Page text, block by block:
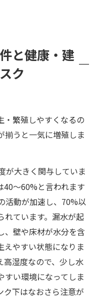
と健康・建
ク
・繁殖しやすくなるの
揃うと一気に増殖しま
が大きく関与していま
40〜60%と言われます
活動が加速し、70%以
れています。漏水が起
、壁や床材が水分を含
えやすい状態になりま
高湿度なので、少し水
すい環境になってしま
ク下はなおさら注意が